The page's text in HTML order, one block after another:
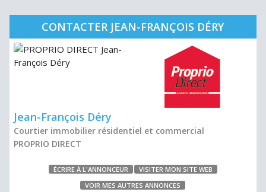
CONTACTER JEAN-FRANÇOIS DÉRY
Jean-François Déry
Courtier immobilier résidentiel et commercial
PROPRIO DIRECT
ÉCRIRE À L'ANNONCEUR
VISITER MON SITE WEB
VOIR MES AUTRES ANNONCES